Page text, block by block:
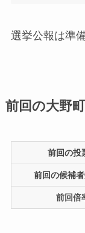
選挙公報は準
前回の大野
前回の投
前回の候補
前回倍